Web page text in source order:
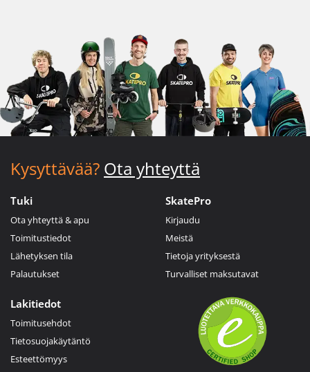
Kysyttävää? Ota yhteyttä
Tuki
Ota yhteyttä & apu
Toimitustiedot
Lähetyksen tila
Palautukset
SkatePro
Kirjaudu
Meistä
Tietoja yrityksestä
Turvalliset maksutavat
Lakitiedot
Toimitusehdot
Tietosuojakäytäntö
Esteettömyys